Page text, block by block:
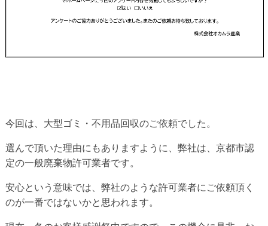
今回は、大型ゴミ・不用品回収のご依頼でした。
選んで頂いた理由にもありますように、弊社は、京都市認
定の一般廃棄物許可業者です。
安心という意味では、弊社のような許可業者にご依頼頂く
のが一番ではないかと思われます。